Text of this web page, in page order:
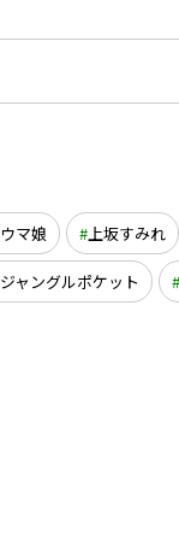
ウマ娘 上坂すみれ
ジャングルポケット